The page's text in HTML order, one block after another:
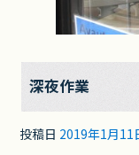
深夜作業
投稿日 2019年1月11